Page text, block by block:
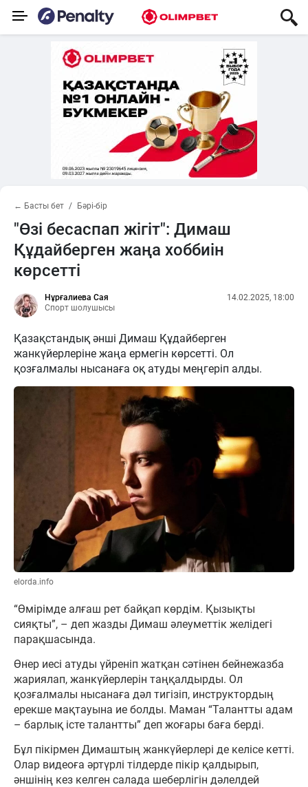
← Басты бет Бәрі-бір
"Өзі бесаспап жігіт": Димаш
Құдайберген жаңа хоббиін
көрсетті
Нұрғалиева Сая
Спорт шолушысы
14.02.2025, 18:00
Қазақстандық әнші Димаш Құдайберген
жанкүйерлеріне жаңа ермегін көрсетті. Ол
қозғалмалы нысанаға оқ атуды меңгеріп алды.
elorda.info
“Өмірімде алғаш рет байқап көрдім. Қызықты
сияқты”, – деп жазды Димаш әлеуметтік желідегі
парақшасында.
Өнер иесі атуды үйреніп жатқан сәтінен бейнежазба
жариялап, жанкүйерлерін таңқалдырды. Ол
қозғалмалы нысанаға дәл тигізіп, инструктордың
ерекше мақтауына ие болды. Маман “Талантты адам
– барлық істе талантты” деп жоғары баға берді.
Бұл пікірмен Димаштың жанкүйерлері де келісе кетті.
Олар видеоға әртүрлі тілдерде пікір қалдырып,
әншінің кез келген салада шеберлігін дәлелдей